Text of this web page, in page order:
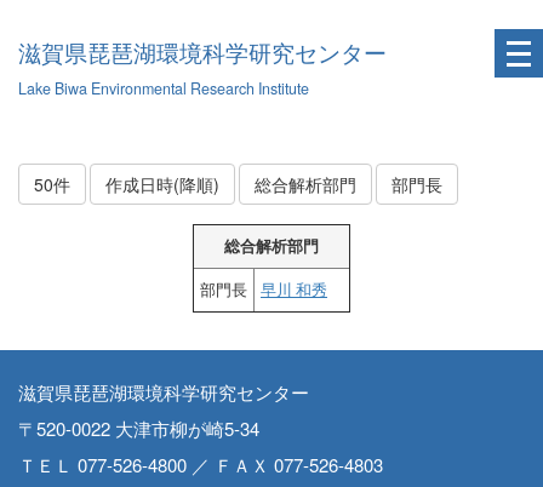
滋賀県琵琶湖環境科学研究センター
Lake Biwa Environmental Research Institute
50件 作成日時(降順) 総合解析部門 部門長
総合解析部門
部門長
早川 和秀
滋賀県琵琶湖環境科学研究センター
〒520-0022 大津市柳が崎5-34
ＴＥＬ 077-526-4800 ／ ＦＡＸ 077-526-4803